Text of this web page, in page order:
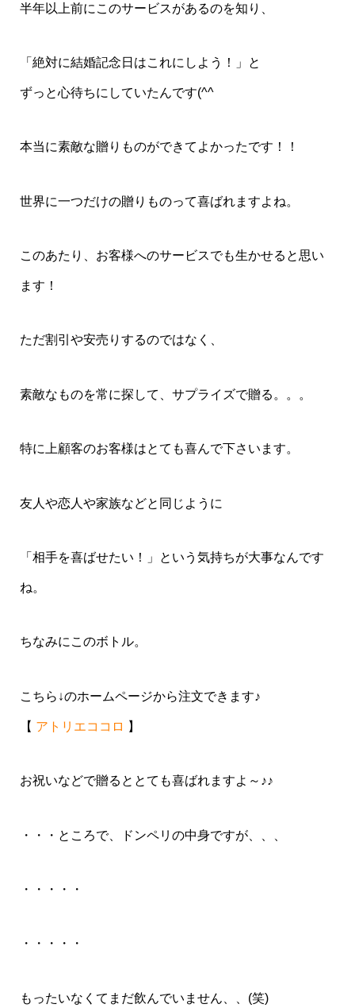
半年以上前にこのサービスがあるのを知り、
「絶対に結婚記念日はこれにしよう！」と
ずっと心待ちにしていたんです(^^ゞ
本当に素敵な贈りものができてよかったです！！
世界に一つだけの贈りものって喜ばれますよね。
このあたり、お客様へのサービスでも生かせると思い
ます！
ただ割引や安売りするのではなく、
素敵なものを常に探して、サプライズで贈る。。。
特に上顧客のお客様はとても喜んで下さいます。
友人や恋人や家族などと同じように
「相手を喜ばせたい！」という気持ちが大事なんです
ね。
ちなみにこのボトル。
こちら↓のホームページから注文できます♪
【 アトリエココロ 】
お祝いなどで贈るととても喜ばれますよ～♪♪
・・・ところで、ドンペリの中身ですが、、、
・・・・・
・・・・・
もったいなくてまだ飲んでいません、、(笑)